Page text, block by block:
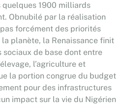
1900 milliards
Obnubilé par la réalisation
forcément des priorités
planète, la Renaissance finit
de base dont entre
l’agriculture et
la portion congrue du budget
pour des infrastructures
impact sur la vie du Nigérien